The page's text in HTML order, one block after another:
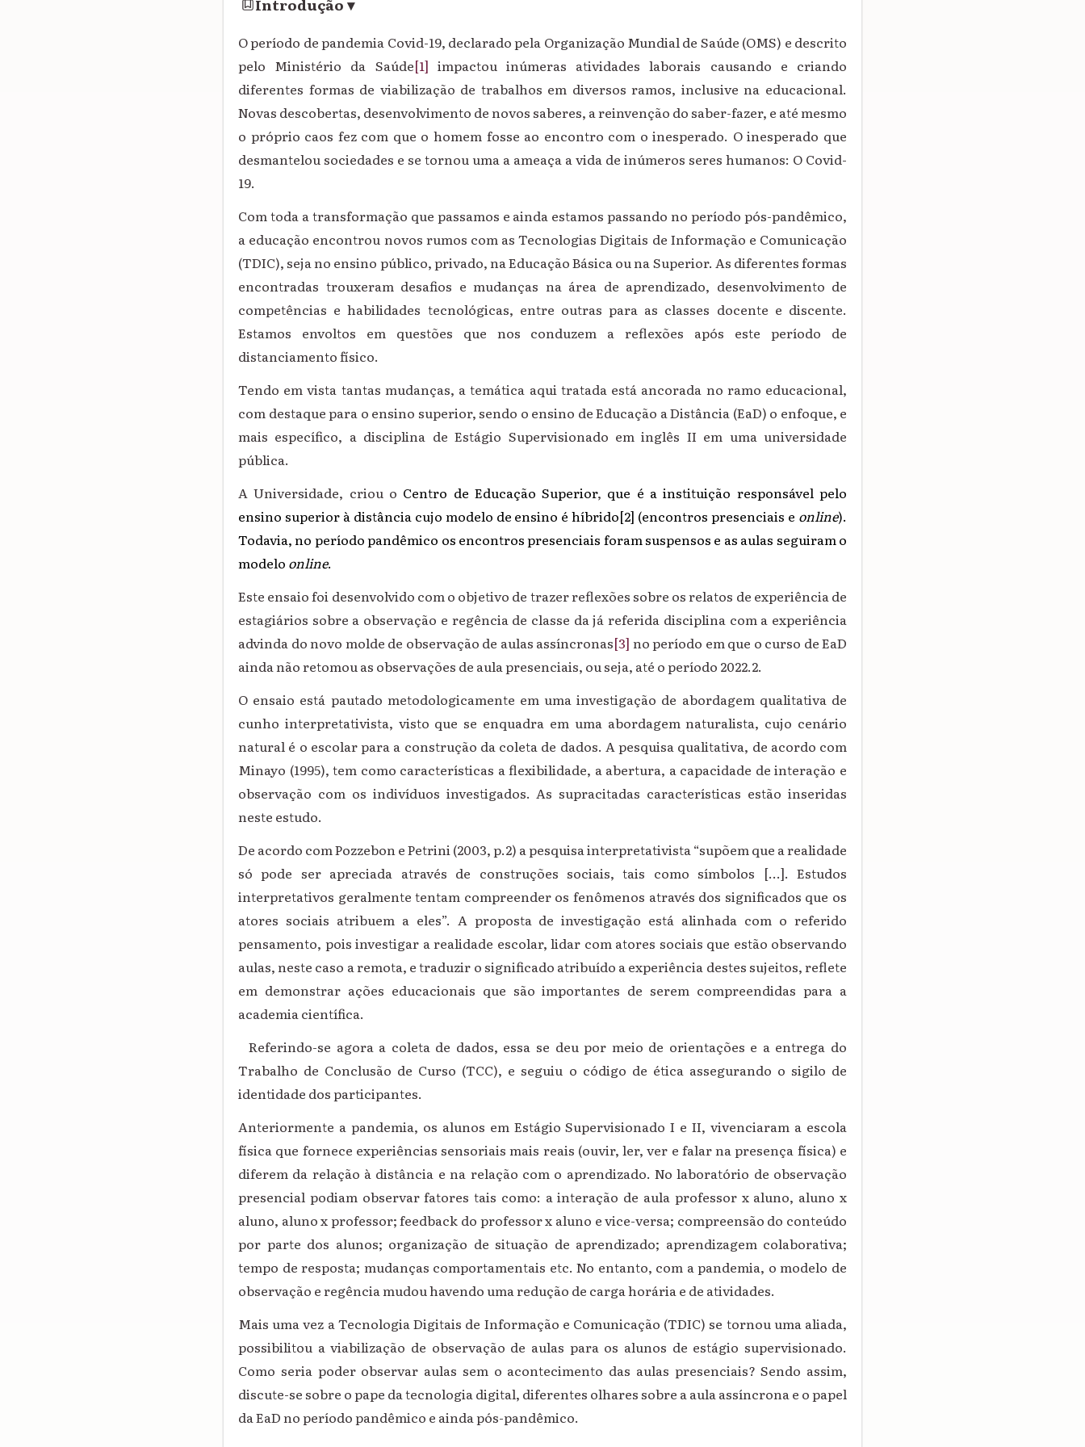
O período de pandemia Covid-19, declarado pela Organização Mundial de Saúde (OMS) e descrito
pelo Ministério da Saúde[1] impactou inúmeras atividades laborais causando e criando
diferentes formas de viabilização de trabalhos em diversos ramos, inclusive na educacional.
Novas descobertas, desenvolvimento de novos saberes, a reinvenção do saber-fazer, e até mesmo
o próprio caos fez com que o homem fosse ao encontro com o inesperado. O inesperado que
desmantelou sociedades e se tornou uma a ameaça a vida de inúmeros seres humanos: O Covid-
19.
Com toda a transformação que passamos e ainda estamos passando no período pós-pandêmico,
a educação encontrou novos rumos com as Tecnologias Digitais de Informação e Comunicação
(TDIC), seja no ensino público, privado, na Educação Básica ou na Superior. As diferentes formas
encontradas trouxeram desafios e mudanças na área de aprendizado, desenvolvimento de
competências e habilidades tecnológicas, entre outras para as classes docente e discente.
Estamos envoltos em questões que nos conduzem a reflexões após este período de
distanciamento físico.
Tendo em vista tantas mudanças, a temática aqui tratada está ancorada no ramo educacional,
com destaque para o ensino superior, sendo o ensino de Educação a Distância (EaD) o enfoque, e
mais específico, a disciplina de Estágio Supervisionado em inglês II em uma universidade
pública.
A Universidade, criou o Centro de Educação Superior, que é a instituição responsável pelo
ensino superior à distância cujo modelo de ensino é híbrido[2] (encontros presenciais e online).
Todavia, no período pandêmico os encontros presenciais foram suspensos e as aulas seguiram o
modelo online.
Este ensaio foi desenvolvido com o objetivo de trazer reflexões sobre os relatos de experiência de
estagiários sobre a observação e regência de classe da já referida disciplina com a experiência
advinda do novo molde de observação de aulas assíncronas[3] no período em que o curso de EaD
ainda não retomou as observações de aula presenciais, ou seja, até o período 2022.2.
O ensaio está pautado metodologicamente em uma investigação de abordagem qualitativa de
cunho interpretativista, visto que se enquadra em uma abordagem naturalista, cujo cenário
natural é o escolar para a construção da coleta de dados. A pesquisa qualitativa, de acordo com
Minayo (1995), tem como características a flexibilidade, a abertura, a capacidade de interação e
observação com os indivíduos investigados. As supracitadas características estão inseridas
neste estudo.
De acordo com Pozzebon e Petrini (2003, p.2) a pesquisa interpretativista “supõem que a realidade
só pode ser apreciada através de construções sociais, tais como símbolos [...]. Estudos
interpretativos geralmente tentam compreender os fenômenos através dos significados que os
atores sociais atribuem a eles”. A proposta de investigação está alinhada com o referido
pensamento, pois investigar a realidade escolar, lidar com atores sociais que estão observando
aulas, neste caso a remota, e traduzir o significado atribuído a experiência destes sujeitos, reflete
em demonstrar ações educacionais que são importantes de serem compreendidas para a
academia científica.
Referindo-se agora a coleta de dados, essa se deu por meio de orientações e a entrega do
Trabalho de Conclusão de Curso (TCC), e seguiu o código de ética assegurando o sigilo de
identidade dos participantes.
Anteriormente a pandemia, os alunos em Estágio Supervisionado I e II, vivenciaram a escola
física que fornece experiências sensoriais mais reais (ouvir, ler, ver e falar na presença física) e
diferem da relação à distância e na relação com o aprendizado. No laboratório de observação
presencial podiam observar fatores tais como: a interação de aula professor x aluno, aluno x
aluno, aluno x professor; feedback do professor x aluno e vice-versa; compreensão do conteúdo
por parte dos alunos; organização de situação de aprendizado; aprendizagem colaborativa;
tempo de resposta; mudanças comportamentais etc. No entanto, com a pandemia, o modelo de
observação e regência mudou havendo uma redução de carga horária e de atividades.
Mais uma vez a Tecnologia Digitais de Informação e Comunicação (TDIC) se tornou uma aliada,
possibilitou a viabilização de observação de aulas para os alunos de estágio supervisionado.
Como seria poder observar aulas sem o acontecimento das aulas presenciais? Sendo assim,
discute-se sobre o pape da tecnologia digital, diferentes olhares sobre a aula assíncrona e o papel
da EaD no período pandêmico e ainda pós-pandêmico.